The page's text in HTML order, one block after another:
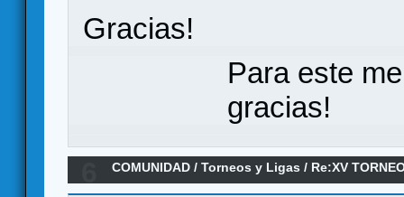
Gracias!
Para este
gracias!
COMUNIDAD /Torneos y Ligas / Re:XV